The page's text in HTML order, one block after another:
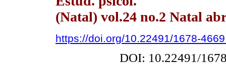
(Natal) vol.24 no.2 Natal
https://doi.org/10.22491/1678-
DOI: 10.22491/